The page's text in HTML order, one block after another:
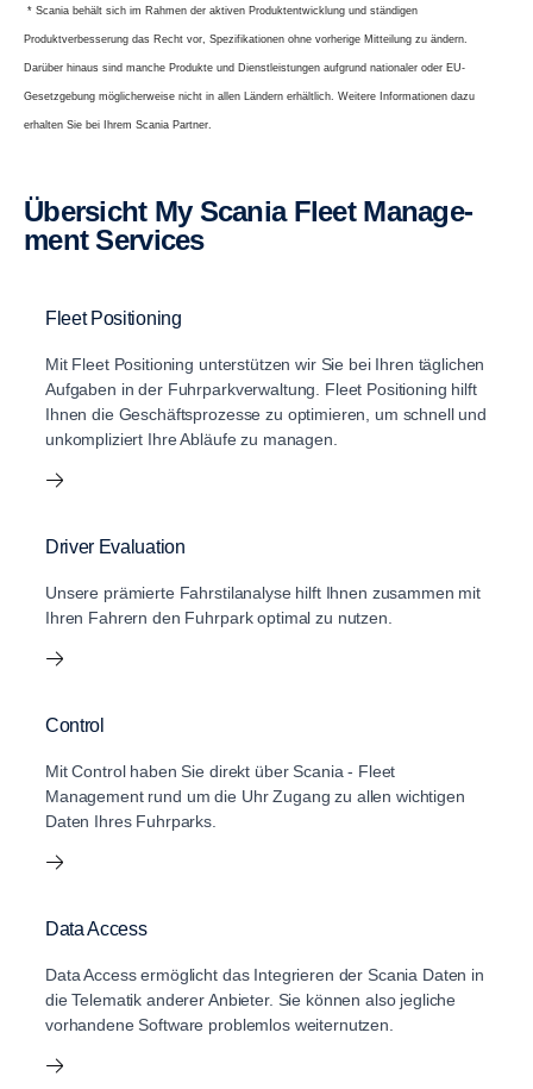
* Scania behält sich im Rahmen der aktiven Produktentwicklung und ständigen
Produktverbesserung das Recht vor, Spezifikationen ohne vorherige Mitteilung zu ändern.
Darüber hinaus sind manche Produkte und Dienstleistungen aufgrund nationaler oder EU-
Gesetzgebung möglicherweise nicht in allen Ländern erhältlich. Weitere Informationen dazu
erhalten Sie bei Ihrem Scania Partner.
Übersicht My Scania Fleet Manage­
ment Services
Fleet Positioning
Mit Fleet Positioning unterstützen wir Sie bei Ihren täglichen
Aufgaben in der Fuhrparkverwaltung. Fleet Positioning hilft
Ihnen die Geschäftsprozesse zu optimieren, um schnell und
unkompliziert Ihre Abläufe zu managen.
Driver Evaluation
Unsere prämierte Fahrstilanalyse hilft Ihnen zusammen mit
Ihren Fahrern den Fuhrpark optimal zu nutzen.
Control
Mit Control haben Sie direkt über Scania - Fleet
Management rund um die Uhr Zugang zu allen wichtigen
Daten Ihres Fuhrparks.
Data Access
Data Access ermöglicht das Integrieren der Scania Daten in
die Telematik anderer Anbieter. Sie können also jegliche
vorhandene Software problemlos weiternutzen.